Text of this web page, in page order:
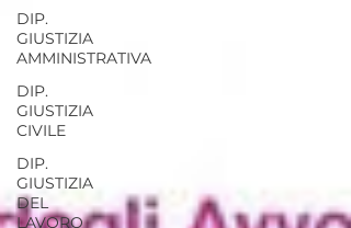
DIP.
GIUSTIZIA
AMMINISTRATIVA
DIP.
GIUSTIZIA
CIVILE
DIP.
GIUSTIZIA
DEL
LAVORO